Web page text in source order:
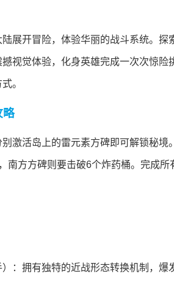
展开冒险，体验华丽的战斗系统。
视觉体验，化身英雄完成一次次惊
。
略
激活岛上的雷元素方碑即可解锁秘
南方方碑则要击破6个炸药桶。完成
）：拥有独特的近战形态转换机制，